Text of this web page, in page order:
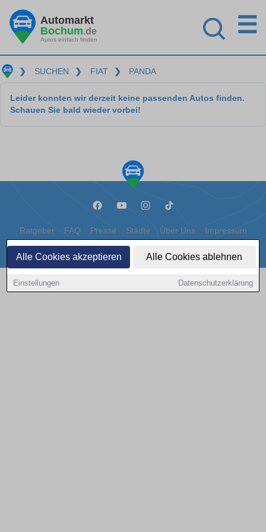
Alle Cookies akzeptieren Alle Cookies ablehnen
Einstellungen Datenschutzerklärung
Automarkt
Bochum.de
Autos einfach finden
☰
❯ SUCHEN ❯ FIAT ❯ PANDA
Leider konnten wir derzeit keine passenden Autos finden.
Schauen Sie bald wieder vorbei!
Ratgeber FAQ Presse Städte Über Uns Impressum
Datenschutz Cookies
Copyright © 2000 - 2026 | 1A Infosysteme GmbH | Content by: 1a-sites-autos